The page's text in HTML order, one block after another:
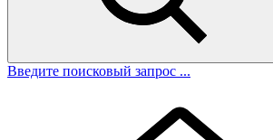
Введите поисковый запрос ...